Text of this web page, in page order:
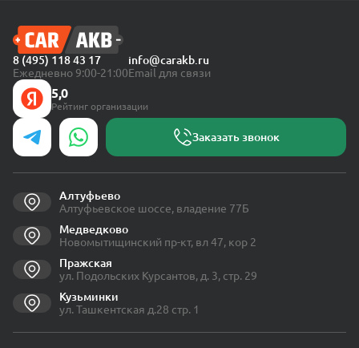
8 (495) 118 43 17
Ежедневно 9:00-21:00
info@carakb.ru
Email для связи
5,0
Рейтинг организации
Заказать звонок
Алтуфьево
Алтуфьевское шоссе, владение 77Б
Медведково
Новомытищинский пр-кт, вл 47, кор 2
Пражская
ул. Подольских Курсантов, д. 3, стр. 29
Кузьминки
ул. Ташкентская д.28 стр. 1